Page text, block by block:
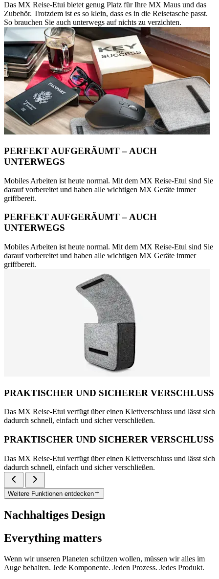
Das MX Reise-Etui bietet genug Platz für Ihre MX Maus und das
Zubehör. Trotzdem ist es so klein, dass es in die Reisetasche passt.
So brauchen Sie auch unterwegs auf nichts zu verzichten.
PERFEKT AUFGERÄUMT – AUCH
UNTERWEGS
Mobiles Arbeiten ist heute normal. Mit dem MX Reise-Etui sind Sie
darauf vorbereitet und haben alle wichtigen MX Geräte immer
griffbereit.
PERFEKT AUFGERÄUMT – AUCH
UNTERWEGS
Mobiles Arbeiten ist heute normal. Mit dem MX Reise-Etui sind Sie
darauf vorbereitet und haben alle wichtigen MX Geräte immer
griffbereit.
PRAKTISCHER UND SICHERER VERSCHLUSS
Das MX Reise-Etui verfügt über einen Klettverschluss und lässt sich
dadurch schnell, einfach und sicher verschließen.
PRAKTISCHER UND SICHERER VERSCHLUSS
Das MX Reise-Etui verfügt über einen Klettverschluss und lässt sich
dadurch schnell, einfach und sicher verschließen.
Weitere Funktionen entdecken
Nachhaltiges Design
Everything matters
Wenn wir unseren Planeten schützen wollen, müssen wir alles im
Auge behalten. Jede Komponente. Jeden Prozess. Jedes Produkt.